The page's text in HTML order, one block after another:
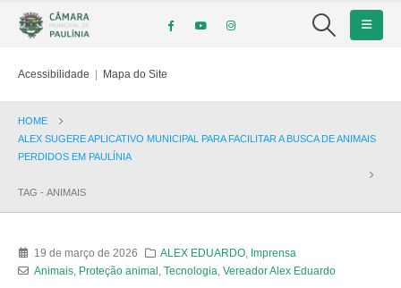
Acessibilidade | Mapa do Site
HOME
ALEX SUGERE APLICATIVO MUNICIPAL PARA FACILITAR A BUSCA DE ANIMAIS
PERDIDOS EM PAULÍNIA
TAG - ANIMAIS
19 de março de 2026 ALEX EDUARDO Imprensa
Animais, Proteção animal Tecnologia Vereador Alex Eduardo